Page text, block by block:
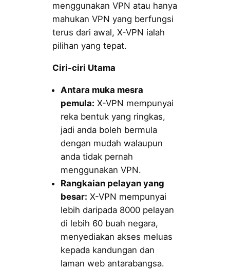
menggunakan VPN atau hanya
mahukan VPN yang berfungsi
terus dari awal, X-VPN ialah
pilihan yang tepat.
Ciri-ciri Utama
Antara muka mesra
pemula: X-VPN mempunyai
reka bentuk yang ringkas,
jadi anda boleh bermula
dengan mudah walaupun
anda tidak pernah
menggunakan VPN.
Rangkaian pelayan yang
besar: X-VPN mempunyai
lebih daripada 8000 pelayan
di lebih 60 buah negara,
menyediakan akses meluas
kepada kandungan dan
laman web antarabangsa.